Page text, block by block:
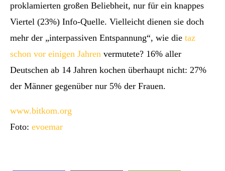
proklamierten großen Beliebheit, nur für ein knappes
Viertel (23%) Info-Quelle. Vielleicht dienen sie doch
mehr der „interpassiven Entspannung“, wie die taz
schon vor einigen Jahren vermutete? 16% aller
Deutschen ab 14 Jahren kochen überhaupt nicht: 27%
der Männer gegenüber nur 5% der Frauen.
www.bitkom.org
Foto: evoemar